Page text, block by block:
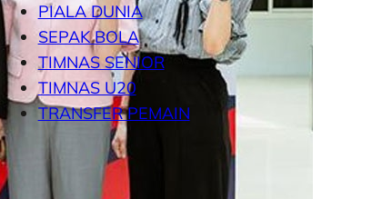
PIALA DUNIA
SEPAK BOLA
TIMNAS SENIOR
TIMNAS U20
TRANSFER PEMAIN